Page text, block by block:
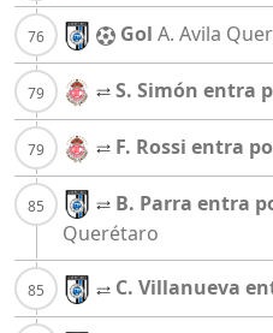
Gol A. Avila
S. Simón entra
F. Rossi entra
B. Parra entra
Querétaro
C. Villanueva